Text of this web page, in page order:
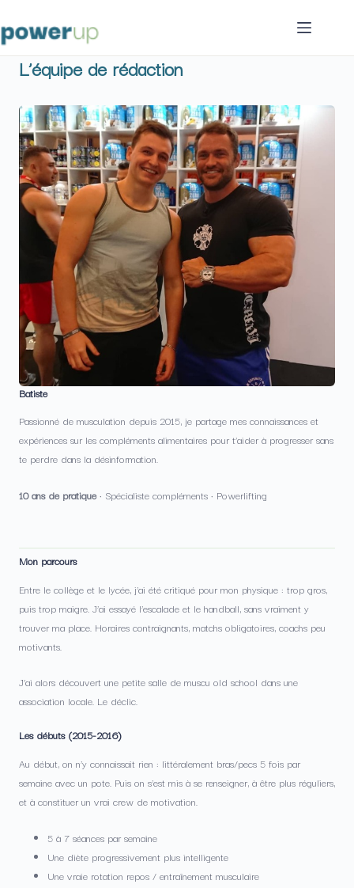
au
contenu
L’équipe de rédaction
Batiste
Passionné de musculation depuis 2015, je partage mes connaissances et
expériences sur les compléments alimentaires pour t’aider à progresser sans
te perdre dans la désinformation.
10 ans de pratique · Spécialiste compléments · Powerlifting
Mon parcours
Entre le collège et le lycée, j’ai été critiqué pour mon physique : trop gros,
puis trop maigre. J’ai essayé l’escalade et le handball, sans vraiment y
trouver ma place. Horaires contraignants, matchs obligatoires, coachs peu
motivants.
J’ai alors découvert une petite salle de muscu old school dans une
association locale. Le déclic.
Les débuts (2015-2016)
Au début, on n’y connaissait rien : littéralement bras/pecs 5 fois par
semaine avec un pote. Puis on s’est mis à se renseigner, à être plus réguliers,
et à constituer un vrai crew de motivation.
5 à 7 séances par semaine
Une diète progressivement plus intelligente
Une vraie rotation repos / entraînement musculaire